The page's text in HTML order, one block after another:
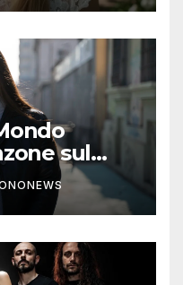
sul
andare i